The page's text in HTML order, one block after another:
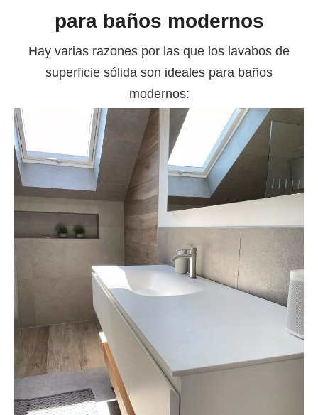
para baños modernos
Hay varias razones por las que los lavabos de
superficie sólida son ideales para baños
modernos: